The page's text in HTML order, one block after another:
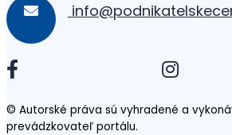
© Autorské práva sú vyhradené a
prevádzkovateľ portálu.